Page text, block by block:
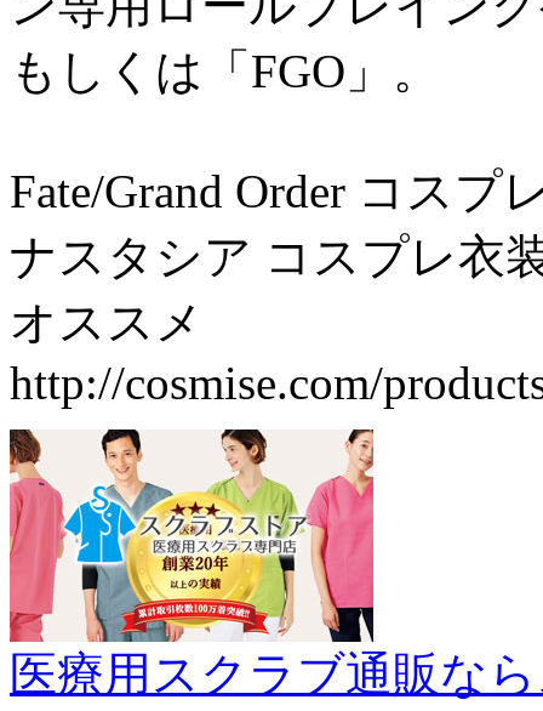
もしくは「FGO」。
Fate/Grand Order コス
ナスタシア コスプレ衣
オススメ
http://cosmise.com/
医療用スクラブ通販な